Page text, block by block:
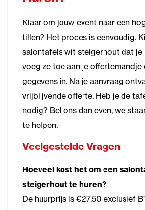
Klaar om jouw event naar een
tillen? Het proces is eenvoudig.
salontafels wit steigerhout dat je
voeg ze toe aan je offertemandje
gegevens in. Na je aanvraag
vrijblijvende offerte. Heb je de
nodig? Bel ons dan even, we
te helpen.
Veelgestelde Vragen
Hoeveel kost het om een
steigerhout te huren?
De huurprijs is €27,50 exclusief